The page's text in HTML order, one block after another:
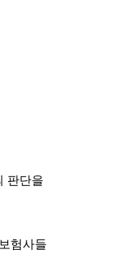
판단을
험사들